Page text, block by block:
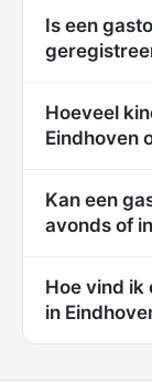
Is een
Hoeveel
Eindhoven
Kan een
avonds of
Hoe vind
in